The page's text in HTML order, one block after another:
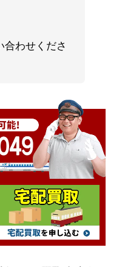
合わせくださ